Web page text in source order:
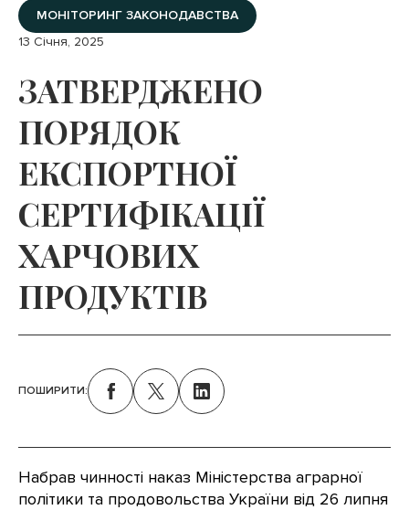
МОНІТОРИНГ ЗАКОНОДАВСТВА
13 Січня, 2025
ЗАТВЕРДЖЕНО
ПОРЯДОК
ЕКСПОРТНОЇ
СЕРТИФІКАЦІЇ
ХАРЧОВИХ
ПРОДУКТІВ
Набрав чинності наказ Міністерства аграрної
політики та продовольства України від 26 липня
ПОШИРИТИ: